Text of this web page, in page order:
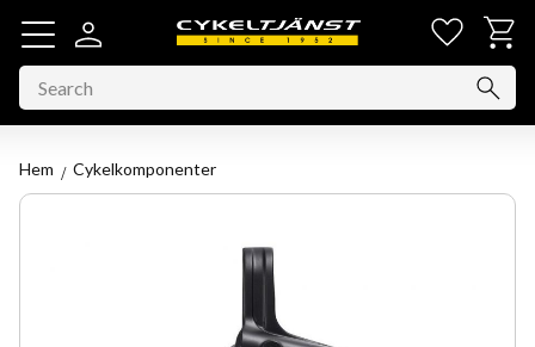
Menu
Basket
Hem Cykelkomponenter